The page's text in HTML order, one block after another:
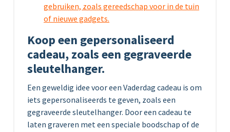
gebruiken, zoals gereedschap voor in de tuin
of nieuwe gadgets.
Koop een gepersonaliseerd
cadeau, zoals een gegraveerde
sleutelhanger.
Een geweldig idee voor een Vaderdag cadeau is om
iets gepersonaliseerds te geven, zoals een
gegraveerde sleutelhanger. Door een cadeau te
laten graveren met een speciale boodschap of de